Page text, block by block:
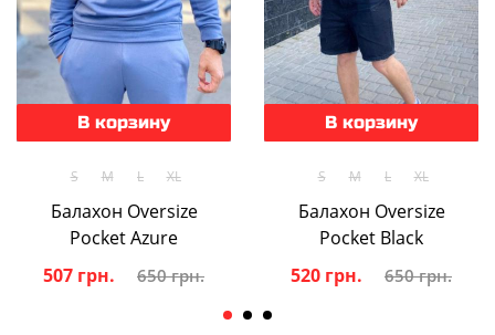
В корзину
S M L XL
Балахон Oversize
Pocket Azure
507 грн.
650 грн.
В корзину
S M L XL
Балахон Oversize
Pocket Black
520 грн.
650 грн.